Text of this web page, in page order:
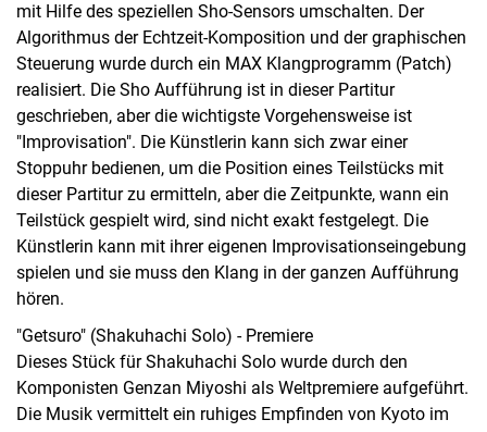
mit Hilfe des speziellen Sho-Sensors umschalten. Der
Algorithmus der Echtzeit-Komposition und der graphischen
Steuerung wurde durch ein MAX Klangprogramm (Patch)
realisiert. Die Sho Aufführung ist in dieser Partitur
geschrieben, aber die wichtigste Vorgehensweise ist
"Improvisation". Die Künstlerin kann sich zwar einer
Stoppuhr bedienen, um die Position eines Teilstücks mit
dieser Partitur zu ermitteln, aber die Zeitpunkte, wann ein
Teilstück gespielt wird, sind nicht exakt festgelegt. Die
Künstlerin kann mit ihrer eigenen Improvisationseingebung
spielen und sie muss den Klang in der ganzen Aufführung
hören.
"Getsuro" (Shakuhachi Solo) - Premiere
Dieses Stück für Shakuhachi Solo wurde durch den
Komponisten Genzan Miyoshi als Weltpremiere aufgeführt.
Die Musik vermittelt ein ruhiges Empfinden von Kyoto im